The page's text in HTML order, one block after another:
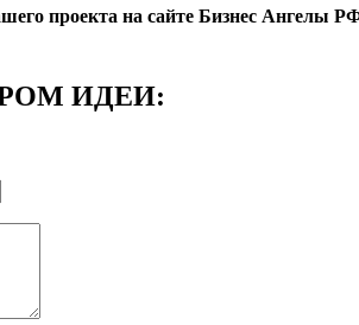
проекта на сайте Бизнес Ангелы
ИДЕИ: